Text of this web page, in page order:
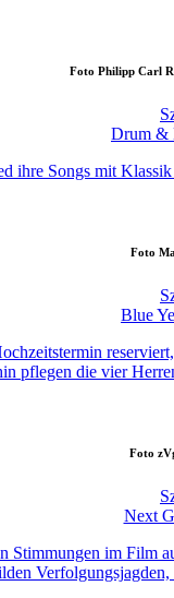
Foto Philipp Carl
Drum &
Songs mit
Foto
Blue
pflegen die vier
Foto
Next
im Film